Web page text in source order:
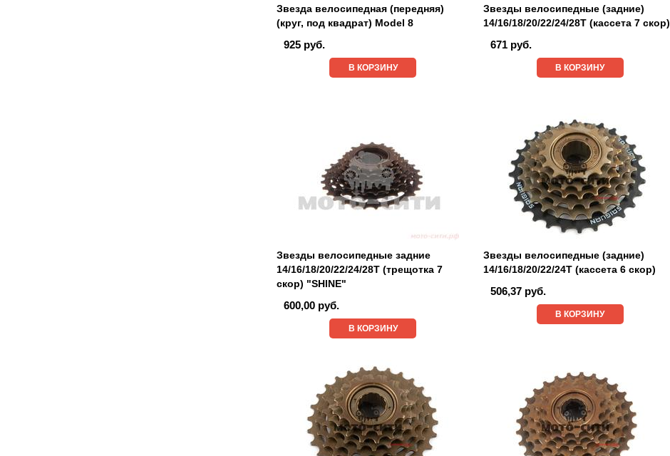
Звезда велосипедная (передняя)
(круг, под квадрат) Model 8
925 руб.
В КОРЗИНУ
Звезды велосипедные (задние)
14/16/18/20/22/24/28T (кассета 7 скор)
671 руб.
В КОРЗИНУ
Звезды велосипедные задние
14/16/18/20/22/24/28T (трещотка 7
скор) "SHINE"
600,00 руб.
В КОРЗИНУ
Звезды велосипедные (задние)
14/16/18/20/22/24T (кассета 6 скор)
506,37 руб.
В КОРЗИНУ